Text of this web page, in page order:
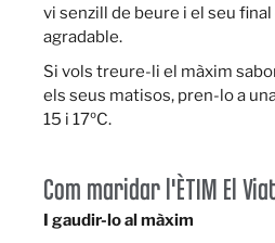
vi senzill de beure i el seu
agradable.
Si vols treure-li el màxim
els seus matisos, pren-lo a
15 i 17ºC.
Com maridar l'ÈTIM El
I gaudir-lo al màxim